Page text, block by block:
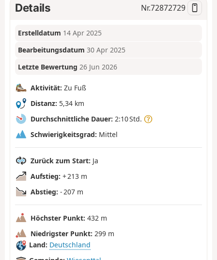
Details Nr.72872729
Erstelldatum 14 Apr 2025
Bearbeitungsdatum 30 Apr 2025
Letzte Bewertung 26 Jun 2026
Aktivität: Zu Fuß
Distanz: 5,34 km
Durchschnittliche Dauer: 2:10 Std.
Schwierigkeitsgrad: Mittel
Zurück zum Start: Ja
Aufstieg: + 213 m
Abstieg: - 207 m
Höchster Punkt: 432 m
Niedrigster Punkt: 299 m
Land: Deutschland